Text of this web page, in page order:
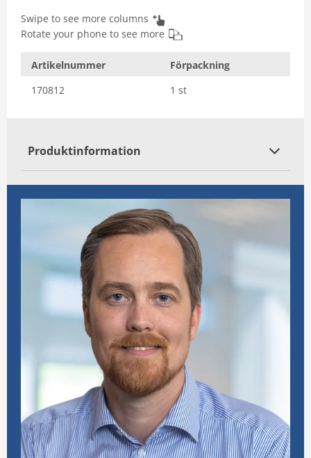
Swipe to see more columns
Rotate your phone to see more
Artikelnummer
Förpackning
170812
1 st
Produktinformation